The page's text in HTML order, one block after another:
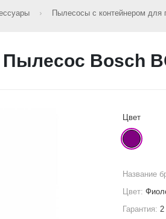
Пылесосы с контейнером для
Пылесос Bosch
Цвет
Название
Цвет:
Гарантия:2